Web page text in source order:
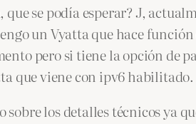
se podía esperar? J,
un Vyatta que hace
pero si tiene la opción de
que viene con ipv6 habilitado.
los detalles técnicos ya